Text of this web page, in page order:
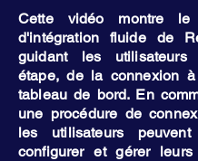
Cette vidéo montre le
d'intégration fluide de
guidant les
étape, de la connexion
tableau de bord. En
une procédure de
les utilisateurs peuvent
configurer et gérer